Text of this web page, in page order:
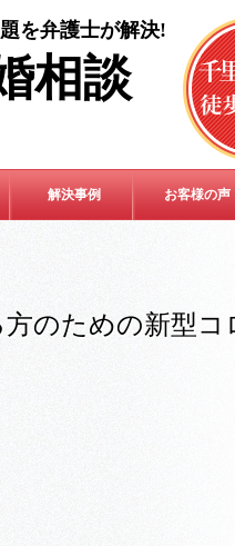
を弁護士が解決!
相談
解決事例 お客様の声
のための新型